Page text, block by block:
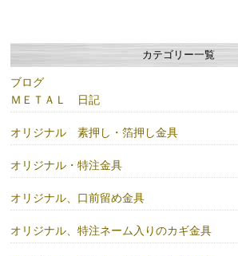
カテゴリー一覧
ブログ
ＭＥＴＡＬ 日記
オリジナル 素押し・箔押し金具
オリジナル・特注金具
オリジナル、口前留め金具
オリジナル、特注ネーム入りのカギ金具